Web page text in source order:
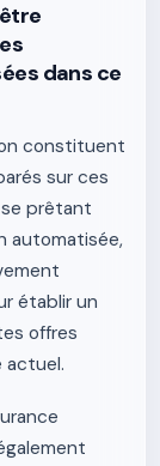
dans ce
constituent
sur ces
prêtant
automatisée,
établir un
offres
actuel.